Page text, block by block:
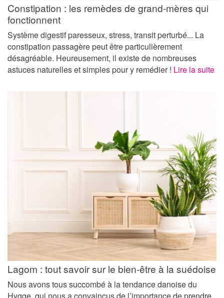
Constipation : les remèdes de grand-mères qui
fonctionnent
Système digestif paresseux, stress, transit perturbé... La
constipation passagère peut être particulièrement
désagréable. Heureusement, il existe de nombreuses
astuces naturelles et simples pour y remédier ! Lire la suite
Lagom : tout savoir sur le bien-être à la suédoise
Nous avons tous succombé à la tendance danoise du